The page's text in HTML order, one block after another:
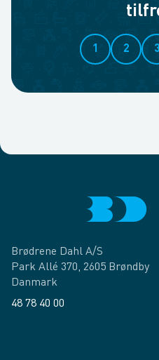
1 2 3
Brødrene Dahl A/S
Park Allé 370, 2605 Brøndby
Danmark
48 78 40 00